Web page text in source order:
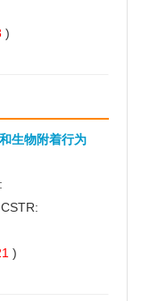
)
生物附着行为
CSTR:
)